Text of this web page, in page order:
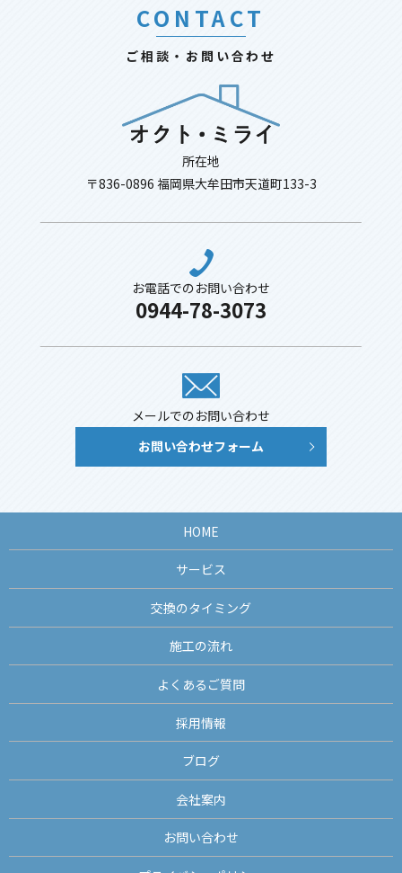
CONTACT
ご相談・お問い合わせ
所在地
〒836-0896 福岡県大牟田市天道町133-3
お電話でのお問い合わせ
0944-78-3073
メールでのお問い合わせ
お問い合わせフォーム
HOME
サービス
交換のタイミング
施工の流れ
よくあるご質問
採用情報
ブログ
会社案内
お問い合わせ